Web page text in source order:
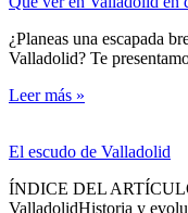
¿Planeas una escapada
Valladolid? Te
Leer más »
El escudo de Valladolid
ÍNDICE DEL
ValladolidHistoria y